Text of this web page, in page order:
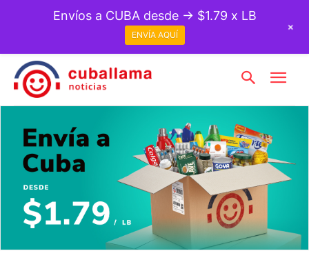
Envíos a CUBA desde → $1.79 x LB
ENVÍA AQUÍ
+